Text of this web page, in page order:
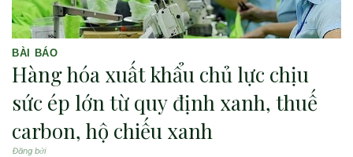
BÀI BÁO
Hàng hóa xuất khẩu chủ lực chịu
sức ép lớn từ quy định xanh, thuế
carbon, hộ chiếu xanh
Đăng bởi